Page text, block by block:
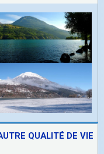
QUALITÉ DE VIE